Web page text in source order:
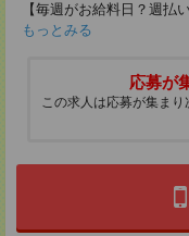
【毎週がお給料日？週払
もっとみる
応募が
この求人は応募が集ま